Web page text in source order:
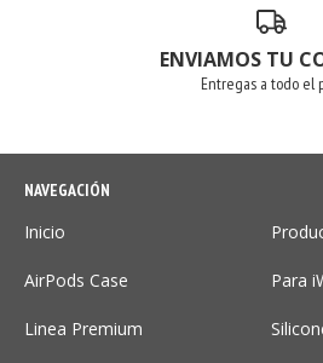
ENVIAMOS TU
Entregas a todo el
NAVEGACIÓN
Inicio
AirPods Case Para
Linea Premium